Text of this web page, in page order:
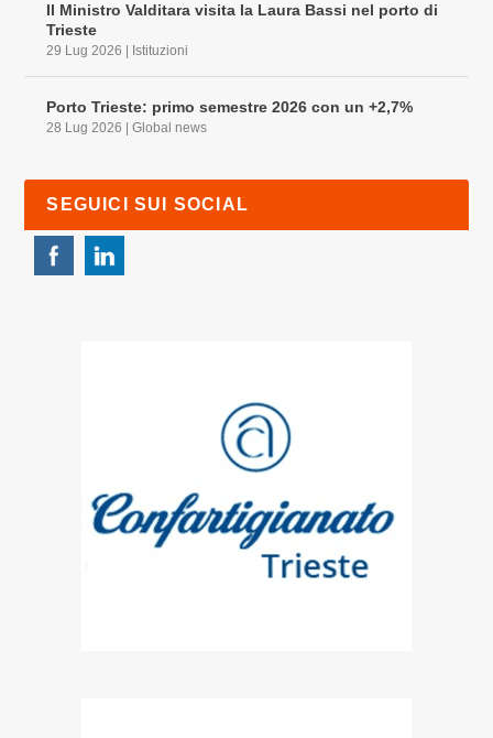
Il Ministro Valditara visita la Laura Bassi nel porto di
Trieste
29 Lug 2026 Istituzioni
Porto Trieste: primo semestre 2026 con un +2,7%
28 Lug 2026 |Global news
SEGUICI SUI SOCIAL